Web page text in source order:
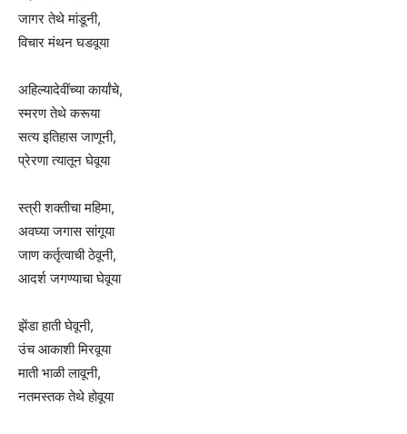
जागर तेथे मांडूनी,
विचार मंथन घडवूया
अहिल्यादेवींच्या कार्यांचे,
स्मरण तेथे करूया
सत्य इतिहास जाणूनी,
प्रेरणा त्यातून घेवूया
स्त्री शक्तीचा महिमा,
अवघ्या जगास सांगूया
जाण कर्तृत्वाची ठेवूनी,
आदर्श जगण्याचा घेवूया
झेंडा हाती घेवूनी,
उंच आकाशी मिरवूया
माती भाळी लावूनी,
नतमस्तक तेथे होवूया